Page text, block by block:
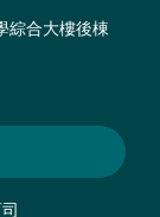
綜合大樓後棟